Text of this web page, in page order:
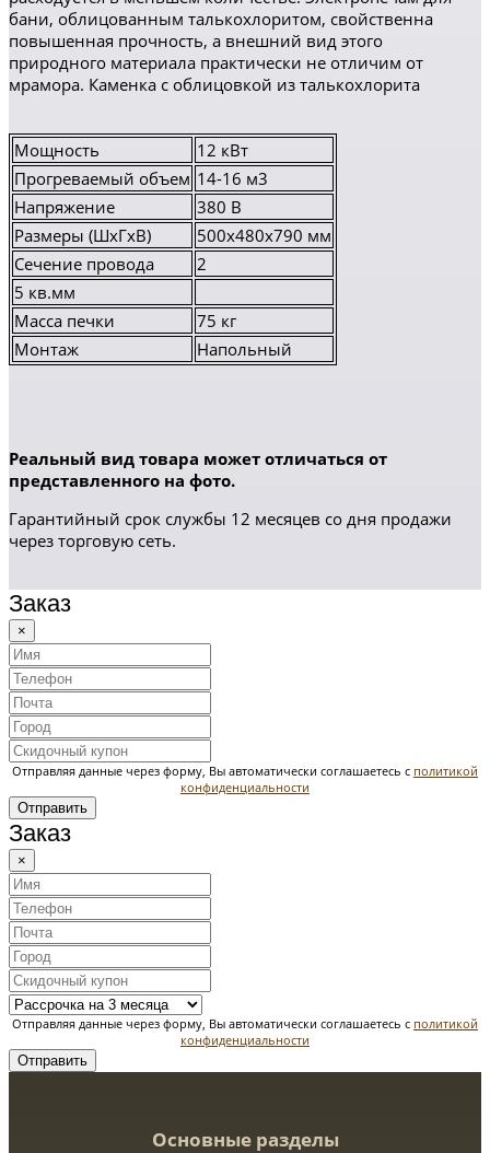
бани, облицованным талькохлоритом, свойственна
повышенная прочность, а внешний вид этого
природного материала практически не отличим от
мрамора. Каменка с облицовкой из талькохлорита
Мощность
12 кВт
Прогреваемый объем 14-16 м3
Напряжение
380 В
Размеры (ШхГхВ)
500х480х790 мм
Сечение провода
2
5 кв.мм
Масса печки
75 кг
Монтаж
Напольный
Реальный вид товара может отличаться от
представленного на фото.
Гарантийный срок службы 12 месяцев со дня продажи
через торговую сеть.
Заказ
×
Отправляя данные через форму, Вы автоматически соглашаетесь с политикой
конфиденциальности
Отправить
Заказ
×
Отправляя данные через форму, Вы автоматически соглашаетесь с политикой
конфиденциальности
Отправить
Основные разделы